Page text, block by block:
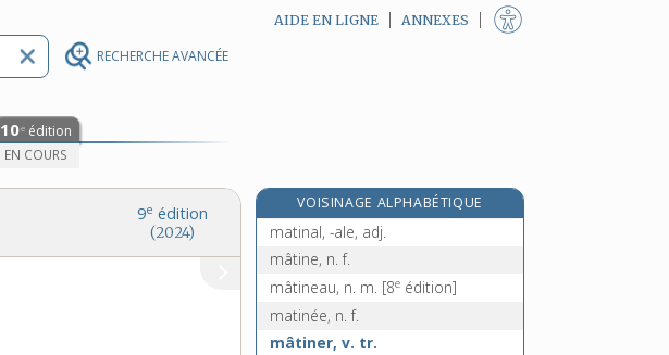
RECHERCHE AVANCÉE
AIDE EN LIGNE ANNEXES
10e édition
EN COURS
9e édition
(2024)
VOISINAGE ALPHABÉTIQUE
mâtin, n. m.
matinal, -ale, adj.
mâtine, n. f.
mâtineau, n. m. [8e édition]
matinée, n. f.
mâtiner, v. tr.